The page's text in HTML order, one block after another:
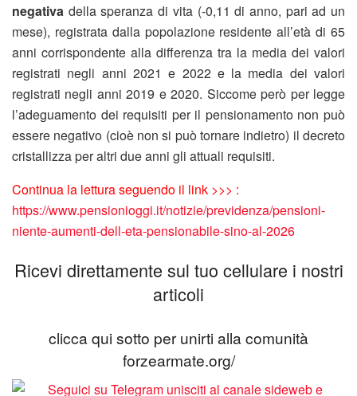
negativa della speranza di vita (-0,11 di anno, pari ad un
mese), registrata dalla popolazione residente all’età di 65
anni corrispondente alla differenza tra la media dei valori
registrati negli anni 2021 e 2022 e la media dei valori
registrati negli anni 2019 e 2020. Siccome però per legge
l’adeguamento dei requisiti per il pensionamento non può
essere negativo (cioè non si può tornare indietro) il decreto
cristallizza per altri due anni gli attuali requisiti.
Continua la lettura seguendo il link >>> :
https://www.pensionioggi.it/notizie/previdenza/pensioni-
niente-aumenti-dell-eta-pensionabile-sino-al-2026
Ricevi direttamente sul tuo cellulare i nostri
articoli
clicca qui sotto per unirti alla comunità
forzearmate.org/